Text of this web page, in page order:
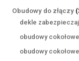
Obudowy do złączy
dekle
obudowy cokołowe
obudowy